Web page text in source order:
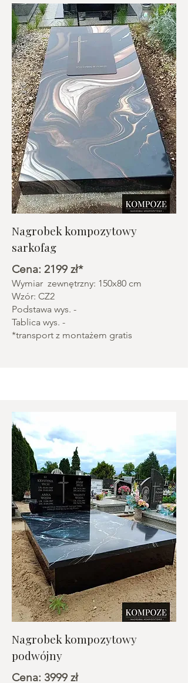
Nagrobek kompozytowy
sarkofag
Cena: 2199 zł*
Wymiar zewnętrzny: 150x80 cm
Wzór: CZ2
Podstawa wys. -
Tablica wys. -
*transport z montażem gratis
Nagrobek kompozytowy
podwójny
Cena: 3999 zł